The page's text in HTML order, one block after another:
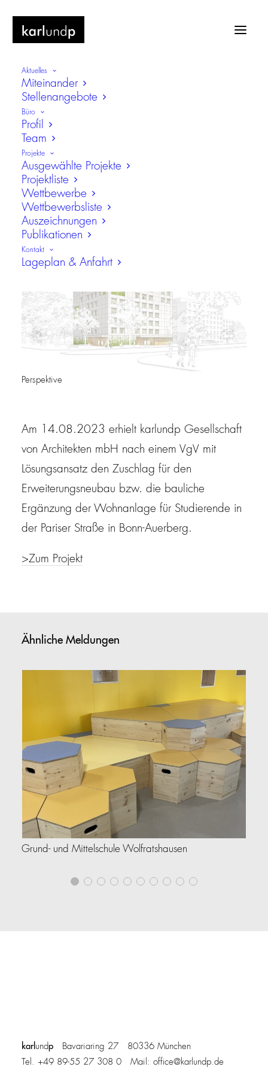
Aktuelles
Miteinander
Stellenangebote
Büro
Profil
Team
Projekte
Ausgewählte Projekte
Projektliste
Wettbewerbe
Wettbewerbsliste
Auszeichnungen
Publikationen
Kontakt
Lageplan & Anfahrt
Zuschlagserteilung Neubau einer
Wohnanlage für Studierende
Perspektive
Am 14.08.2023 erhielt karlundp Gesellschaft
von Architekten mbH nach einem VgV mit
Lösungsansatz den Zuschlag für den
Erweiterungsneubau bzw. die bauliche
Ergänzung der Wohnanlage für Studierende in
der Pariser Straße in Bonn-Auerberg.
>Zum Projekt
Ähnliche Meldungen
Grund- und Mittelschule Wolfratshausen
karl undp Bavariaring 27 80336 München
Tel. +49 89-55 27 308 0 Mail: office@karlundp.de